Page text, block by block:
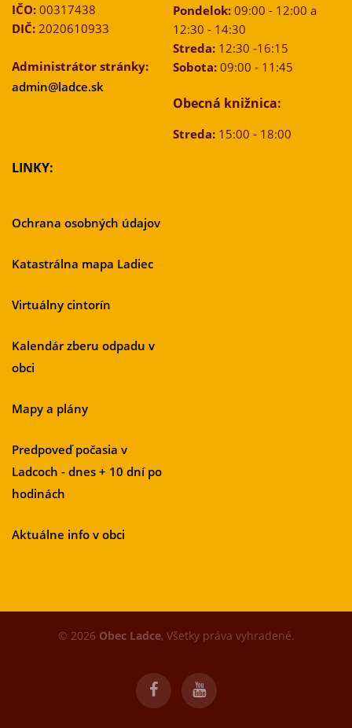
IČO: 00317438
DIČ: 2020610933
Administrátor stránky:
admin@ladce.sk
Pondelok:09:00 - 12:00 a
12:30 - 14:30
Streda:12:30 -16:15
Sobota:09:00 - 11:45
Obecná knižnica:
Streda:15:00 - 18:00
LINKY:
Ochrana osobných údajov
Katastrálna mapa Ladiec
Virtuálny cintorín
Kalendár zberu odpadu v
obci
Mapy a plány
Predpoveď počasia v
Ladcoch - dnes + 10 dní po
hodinách
Aktuálne info v obci
© 2026 Obec Ladce, Všetky práva vyhradené.